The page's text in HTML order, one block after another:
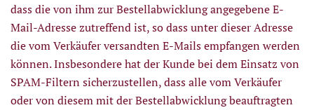
dass die von ihm zur Bestellabwicklung angegebene E-
Mail-Adresse zutreffend ist, so dass unter dieser Adresse
die vom Verkäufer versandten E-Mails empfangen werden
können. Insbesondere hat der Kunde bei dem Einsatz von
SPAM-Filtern sicherzustellen, dass alle vom Verkäufer
oder von diesem mit der Bestellabwicklung beauftragten